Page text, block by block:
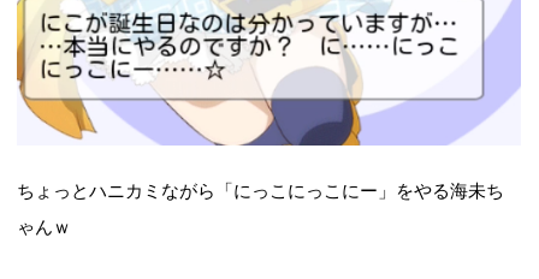
ちょっとハニカミながら「にっこにっこにー」をやる海未ち
ゃんｗ